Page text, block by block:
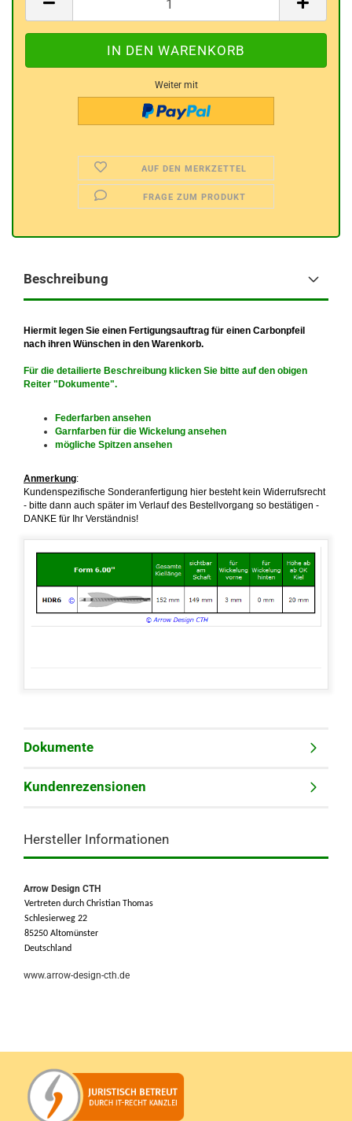
Weiter mit
AUF DEN MERKZETTEL
FRAGE ZUM PRODUKT
Beschreibung
Hiermit legen Sie einen Fertigungsauftrag für einen Carbonpfeil
nach ihren Wünschen in den Warenkorb.
Für die detailierte Beschreibung klicken Sie bitte auf den obigen
Reiter "Dokumente".
Federfarben ansehen
Garnfarben für die Wickelung ansehen
mögliche Spitzen ansehen
Anmerkung:
Kundenspezifische Sonderanfertigung hier besteht kein Widerrufsrecht
- bitte dann auch später im Verlauf des Bestellvorgang so bestätigen -
DANKE für Ihr Verständnis!
Dokumente
Kundenrezensionen
Hersteller Informationen
Arrow Design CTH
Vertreten durch Christian Thomas
Schlesierweg 22
85250 Altomünster
Deutschland
www.arrow-design-cth.de